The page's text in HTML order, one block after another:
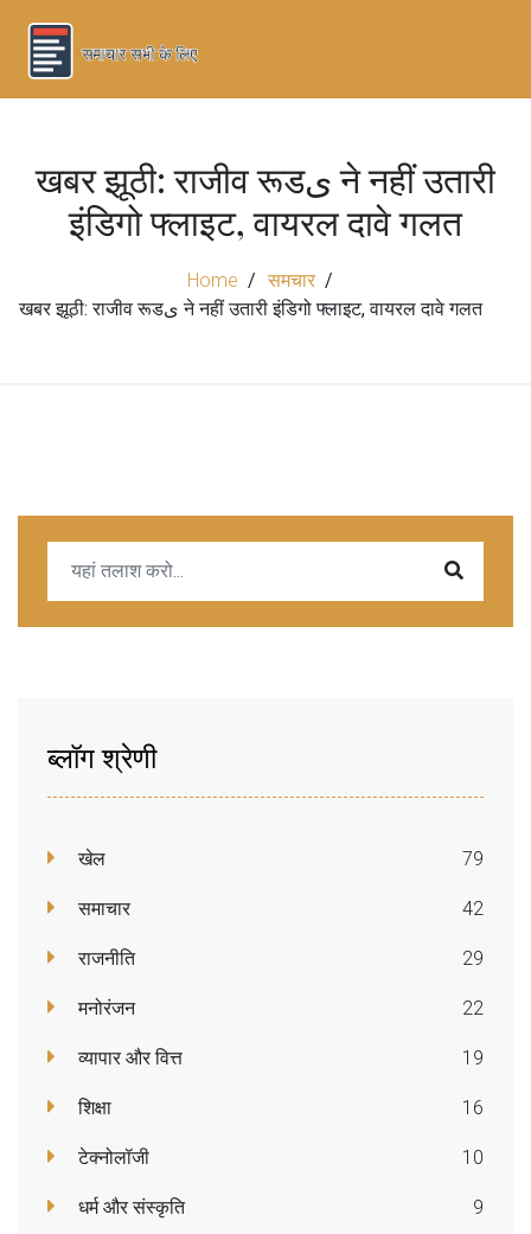
खबर झूठी: राजीव रूडی ने नहीं उतारी
इंडिगो फ्लाइट, वायरल दावे गलत
Home
समचार
खबर झूठी: राजीव रूडی ने नहीं उतारी इंडिगो फ्लाइट, वायरल दावे गलत
ब्लॉग श्रेणी
खेल 79
समाचार 42
राजनीति 29
मनोरंजन 22
व्यापार और वित्त 19
शिक्षा 16
टेक्नोलॉजी 10
धर्म और संस्कृति 9